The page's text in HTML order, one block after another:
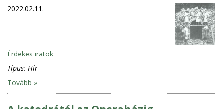
2022.02.11.
Érdekes iratok
Típus: Hír
Tovább »